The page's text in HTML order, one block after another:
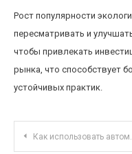
Рост популярности
пересматривать и
чтобы привлекать
рынка, что способствует
устойчивых практик.
Как использовать автоматические сбережения для достижения финансовых целей без лишних усилий